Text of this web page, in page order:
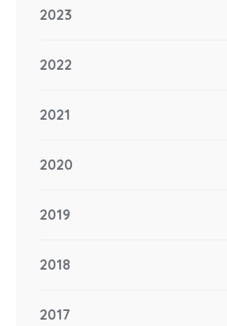
2023
2022
2021
2020
2019
2018
2017